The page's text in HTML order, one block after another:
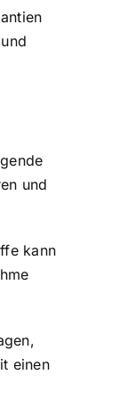
und
kann
einen